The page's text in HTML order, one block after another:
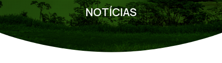
NOTÍCIAS